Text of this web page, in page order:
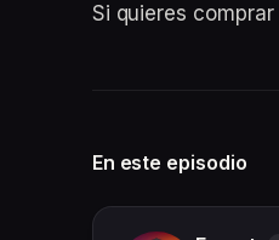
Si quieres
En este episodio